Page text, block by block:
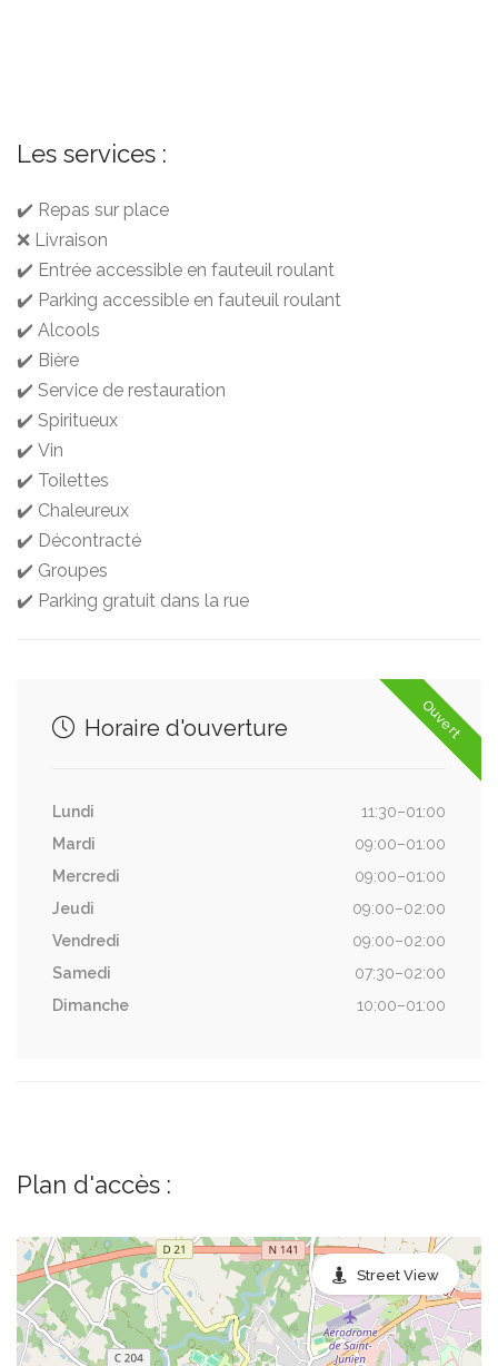
Les services :
✔️ Repas sur place
❌ Livraison
✔️ Entrée accessible en fauteuil roulant
✔️ Parking accessible en fauteuil roulant
✔️ Alcools
✔️ Bière
✔️ Service de restauration
✔️ Spiritueux
✔️ Vin
✔️ Toilettes
✔️ Chaleureux
✔️ Décontracté
✔️ Groupes
✔️ Parking gratuit dans la rue
Ouvert
Horaire d'ouverture
Lundi
11:30–01:00
Mardi
09:00–01:00
Mercredi
09:00–01:00
Jeudi
09:00–02:00
Vendredi
09:00–02:00
Samedi
07:30–02:00
Dimanche
10:00–01:00
Plan d'accès :
Street View